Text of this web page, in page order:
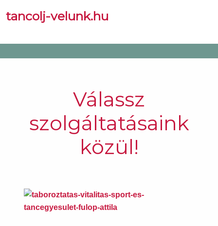
tancolj-velunk.hu
Válassz
szolgáltatásaink
közül!